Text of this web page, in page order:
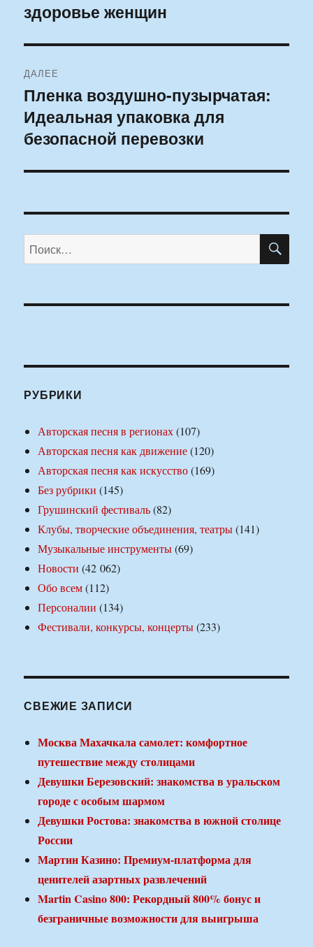
записям
запись:
здоровье женщин
ДАЛЕЕ
Следующая
запись:
Пленка воздушно-пузырчатая:
Идеальная упаковка для
безопасной перевозки
Искать:
РУБРИКИ
Авторская песня в регионах(107)
Авторская песня как движение(120)
Авторская песня как искусство(169)
Без рубрики (145)
Грушинский фестиваль(82)
Клубы, творческие объединения, театры(141)
Музыкальные инструменты(69)
Новости (42 062)
Обо всем(112)
Персоналии (134)
Фестивали, конкурсы, концерты(233)
СВЕЖИЕ ЗАПИСИ
Москва Махачкала самолет: комфортное
путешествие между столицами
Девушки Березовский: знакомства в уральском
городе с особым шармом
Девушки Ростова: знакомства в южной столице
России
Мартин Казино: Премиум-платформа для
ценителей азартных развлечений
Martin Casino 800: Рекордный 800% бонус и
безграничные возможности для выигрыша